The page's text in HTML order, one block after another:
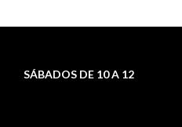
SÁBADOS DE 10 A 12